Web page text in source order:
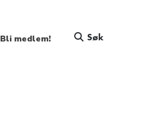
Bli medlem! Søk